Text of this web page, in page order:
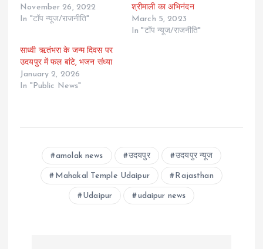
November 26, 2022
In "टॉप न्यूज/राजनीति"
श्रीमाली का अभिनंदन
March 5, 2023
In "टॉप न्यूज/राजनीति"
साध्वी ऋतंभरा के जन्म दिवस पर
उदयपुर में फल बांटे, भजन संध्या
January 2, 2026
In "Public News"
amolak news उदयपुर उदयपुर न्यूज
Mahakal Temple Udaipur Rajasthan
Udaipur udaipur news